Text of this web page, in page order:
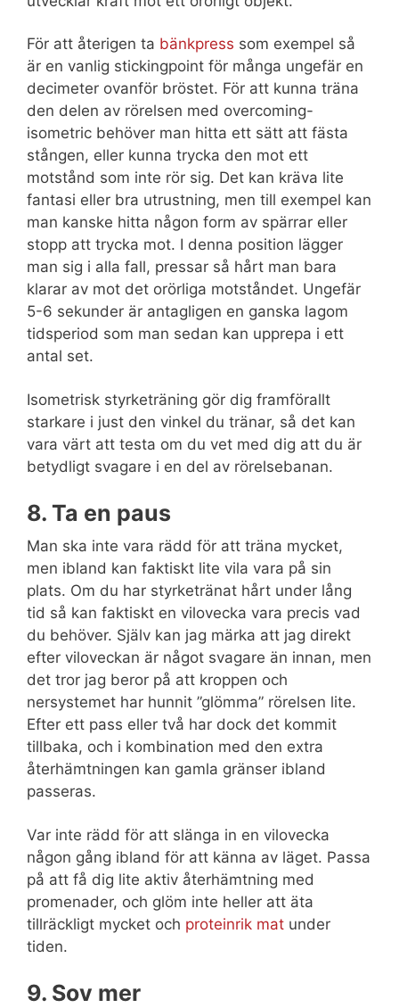
För att återigen ta bänkpress som exempel så
är en vanlig stickingpoint för många ungefär en
decimeter ovanför bröstet. För att kunna träna
den delen av rörelsen med overcoming-
isometric behöver man hitta ett sätt att fästa
stången, eller kunna trycka den mot ett
motstånd som inte rör sig. Det kan kräva lite
fantasi eller bra utrustning, men till exempel kan
man kanske hitta någon form av spärrar eller
stopp att trycka mot. I denna position lägger
man sig i alla fall, pressar så hårt man bara
klarar av mot det orörliga motståndet. Ungefär
5-6 sekunder är antagligen en ganska lagom
tidsperiod som man sedan kan upprepa i ett
antal set.
Isometrisk styrketräning gör dig framförallt
starkare i just den vinkel du tränar, så det kan
vara värt att testa om du vet med dig att du är
betydligt svagare i en del av rörelsebanan.
8. Ta en paus
Man ska inte vara rädd för att träna mycket,
men ibland kan faktiskt lite vila vara på sin
plats. Om du har styrketränat hårt under lång
tid så kan faktiskt en vilovecka vara precis vad
du behöver. Själv kan jag märka att jag direkt
efter viloveckan är något svagare än innan, men
det tror jag beror på att kroppen och
nersystemet har hunnit ”glömma” rörelsen lite.
Efter ett pass eller två har dock det kommit
tillbaka, och i kombination med den extra
återhämtningen kan gamla gränser ibland
passeras.
Var inte rädd för att slänga in en vilovecka
någon gång ibland för att känna av läget. Passa
på att få dig lite aktiv återhämtning med
promenader, och glöm inte heller att äta
tillräckligt mycket och proteinrik mat under
tiden.
9. Sov mer